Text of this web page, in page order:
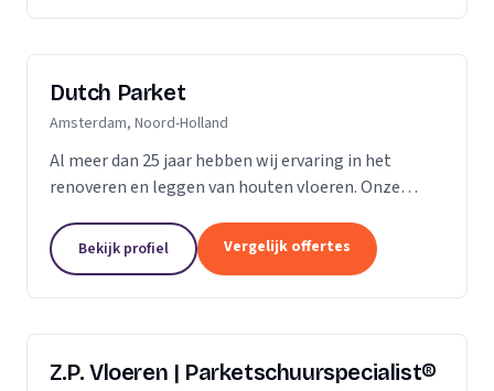
Dutch Parket
Amsterdam, Noord-Holland
Al meer dan 25 jaar hebben wij ervaring in het
renoveren en leggen van houten vloeren. Onze
jaren leveren. Of het gaat om een nieuwe vloer of
een...
Bekijk profiel Vergelijk offertes
Z.P. Vloeren | Parketschuurspecialist®